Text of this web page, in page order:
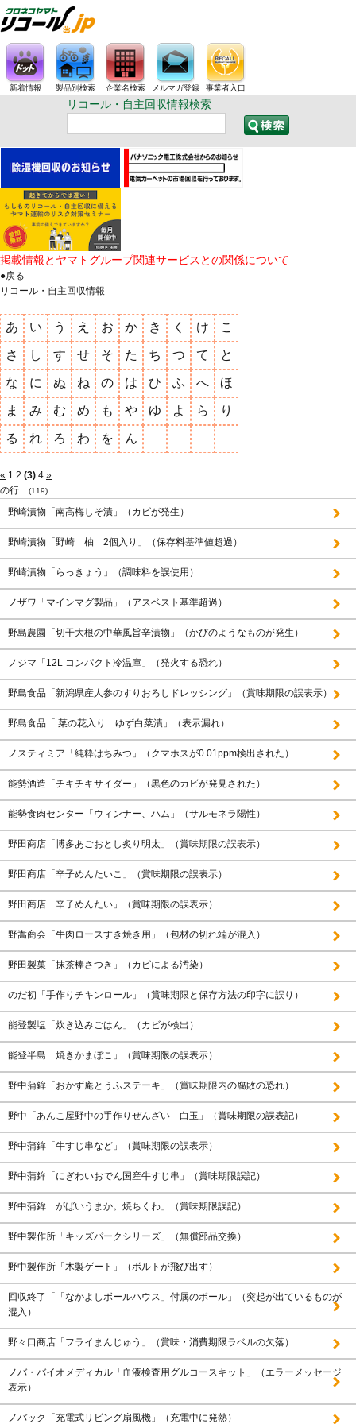
新着情報 製品別検索 企業名検索 メルマガ登録 事業者入口
リコール・自主回収情報検索
掲載情報とヤマトグループ関連サービスとの関係について
●戻る
リコール・自主回収情報
あ い う え お か き く け こ
さ し す せ そ た ち つ て と
な に ぬ ね の は ひ ふ へ ほ
ま み む め も や ゆ よ ら り
る れ ろ わ を ん
« 1 2 (3) 4 »
の行
(119)
野崎漬物「南高梅しそ漬」（カビが発生）
野崎漬物「野崎 柚 2個入り」（保存料基準値超過）
野崎漬物「らっきょう」（調味料を誤使用）
ノザワ「マインマグ製品」（アスベスト基準超過）
野島農園「切干大根の中華風旨辛漬物」（かびのようなものが発生）
ノジマ「12L コンパクト冷温庫」（発火する恐れ）
野島食品「新潟県産人参のすりおろしドレッシング」（賞味期限の誤表示）
野島食品「 菜の花入り ゆず白菜漬」（表示漏れ）
ノスティミア「純粋はちみつ」（クマホスが0.01ppm検出された）
能勢酒造「チキチキサイダー」（黒色のカビが発見された）
能勢食肉センター「ウィンナー、ハム」（サルモネラ陽性）
野田商店「博多あごおとし炙り明太」（賞味期限の誤表示）
野田商店「辛子めんたいこ」（賞味期限の誤表示）
野田商店「辛子めんたい」（賞味期限の誤表示）
野嵩商会「牛肉ロースすき焼き用」（包材の切れ端が混入）
野田製菓「抹茶棒さつき」（カビによる汚染）
のだ初「手作りチキンロール」（賞味期限と保存方法の印字に誤り）
能登製塩「炊き込みごはん」（カビが検出）
能登半島「焼きかまぼこ」（賞味期限の誤表示）
野中蒲鉾「おかず庵とうふステーキ」（賞味期限内の腐敗の恐れ）
野中「あんこ屋野中の手作りぜんざい 白玉」（賞味期限の誤表記）
野中蒲鉾「牛すじ串など」（賞味期限の誤表示）
野中蒲鉾「にぎわいおでん国産牛すじ串」（賞味期限誤記）
野中蒲鉾「がばいうまか。焼ちくわ」（賞味期限誤記）
野中製作所「キッズパークシリーズ」（無償部品交換）
野中製作所「木製ゲート」（ボルトが飛び出す）
回収終了「「なかよしボールハウス」付属のボール」（突起が出ているものが
混入）
野々口商店「フライまんじゅう」（賞味・消費期限ラベルの欠落）
ノバ・バイオメディカル「血液検査用グルコースキット」（エラーメッセージ
表示）
ノバック「充電式リビング扇風機」（充電中に発熱）